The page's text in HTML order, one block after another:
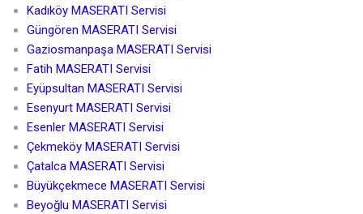
Kadıköy MASERATI Servisi
Güngören MASERATI Servisi
Gaziosmanpaşa MASERATI Servisi
Fatih MASERATI Servisi
Eyüpsultan MASERATI Servisi
Esenyurt MASERATI Servisi
Esenler MASERATI Servisi
Çekmeköy MASERATI Servisi
Çatalca MASERATI Servisi
Büyükçekmece MASERATI Servisi
Beyoğlu MASERATI Servisi